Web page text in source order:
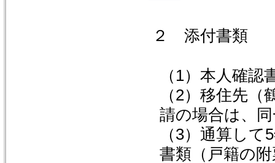
２ 添付書類
（1）本人確
（2）移住先
請の場合は、
（3）通算し
書類（戸籍の